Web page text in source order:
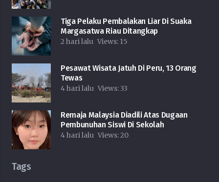
Tiga Pelaku Pembalakan Liar Di Suaka
Margasatwa Riau Ditangkap
2 hari lalu Views: 15
Pesawat Wisata Jatuh Di Peru, 13 Orang
Tewas
4 hari lalu Views: 33
Remaja Malaysia Diadili Atas Dugaan
Pembunuhan Siswi Di Sekolah
4 hari lalu Views:20
Tags